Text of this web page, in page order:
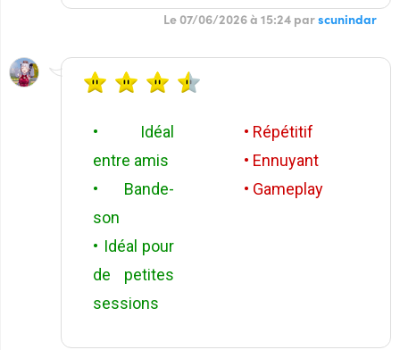
Le 07/06/2026 à 15:24 parscunindar
• Idéal
entre amis
• Bande-
son
• Idéal pour
de petites
sessions
• Répétitif
• Ennuyant
• Gameplay